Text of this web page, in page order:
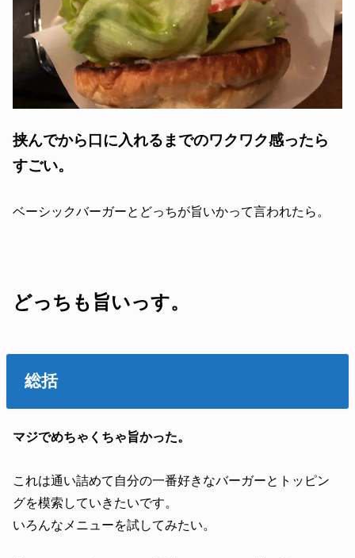
挟んでから口に入れるまでのワクワク感ったら
すごい。
ベーシックバーガーとどっちが旨いかって言われたら。
どっちも旨いっす。
総括
マジでめちゃくちゃ旨かった。
これは通い詰めて自分の一番好きなバーガーとトッピン
グを模索していきたいです。
いろんなメニューを試してみたい。